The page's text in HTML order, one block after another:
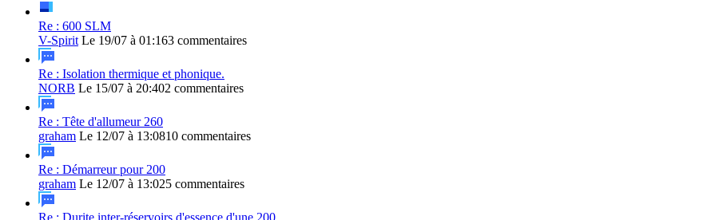
Re : 600 SLM
V-Spirit Le 19/07 à 01:163 commentaires
Re : Isolation thermique et phonique.
NORB Le 15/07 à 20:402 commentaires
Re : Tête d'allumeur 260
graham Le 12/07 à 13:0810 commentaires
Re : Démarreur pour 200
graham Le 12/07 à 13:025 commentaires
Re : Durite inter-réservoirs d'essence d'une 200